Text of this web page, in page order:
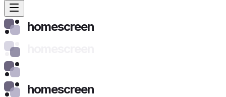
homescreen
homescreen